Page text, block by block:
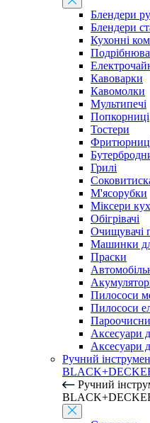
Блендери
Блендери
Кухонні
Кавоварки
Кавомолки
Мультипечі
Попкорниці
Тостери
Грилі
М'ясорубки
Міксери
Обігрівачі
Очищувачі
Машинки
Праски
Пилососи
Пилососи
Аксесуари
Аксесуари
Ручний
Ручний